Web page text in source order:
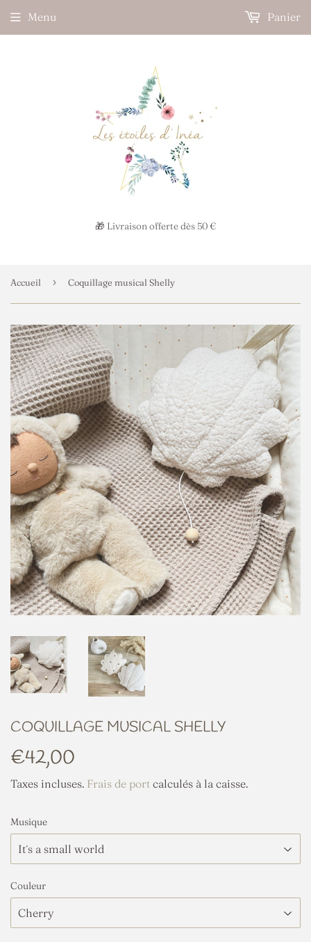
🎁 Livraison offerte dès 50 €
Menu Panier
Accueil › Coquillage musical Shelly
COQUILLAGE MUSICAL SHELLY
€42,00
Taxes incluses. Frais de port calculés à la caisse.
Musique
Couleur